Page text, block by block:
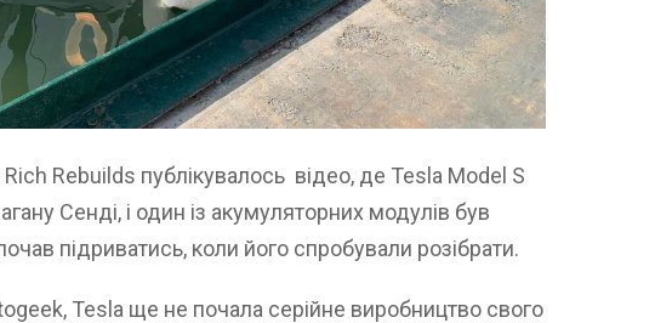
Rebuilds публікувалось відео, де Tesla Model S
Сенді, і один із акумуляторних модулів був
підриватись, коли його спробували розібрати.
Tesla ще не почала серійне виробництво свого